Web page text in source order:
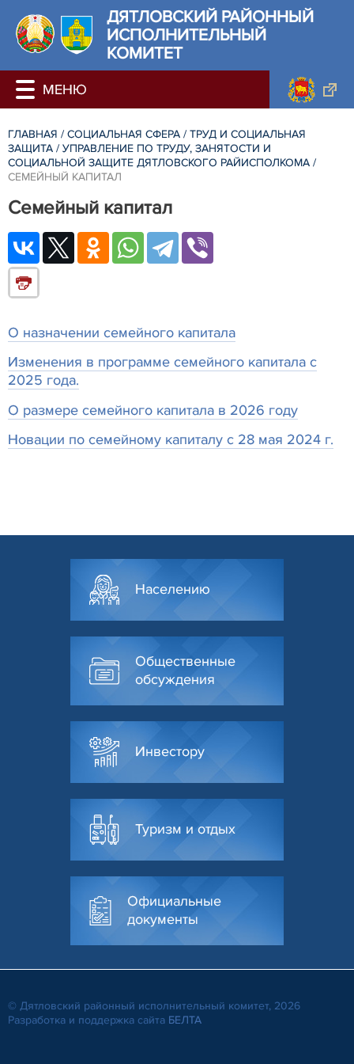
ДЯТЛОВСКИЙ РАЙОННЫЙ
ИСПОЛНИТЕЛЬНЫЙ
КОМИТЕТ
ГЛАВНАЯ / СОЦИАЛЬНАЯ СФЕРА / ТРУД И СОЦИАЛЬНАЯ
ЗАЩИТА / УПРАВЛЕНИЕ ПО ТРУДУ, ЗАНЯТОСТИ И
СОЦИАЛЬНОЙ ЗАЩИТЕ ДЯТЛОВСКОГО РАЙИСПОЛКОМА /
СЕМЕЙНЫЙ КАПИТАЛ
Семейный капитал
О назначении семейного капитала
Изменения в программе семейного капитала с
2025 года.
О размере семейного капитала в 2026 году
Новации по семейному капиталу с 28 мая 2024 г.
Населению
Общественные
обсуждения
Инвестору
Туризм и отдых
Официальные
документы
© Дятловский районный исполнительный комитет, 2026
Разработка и поддержка сайта БЕЛТА